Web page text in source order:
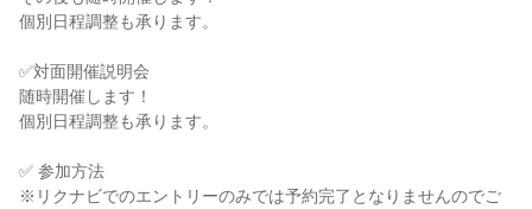
個別日程調整も承ります。
✅対面開催説明会
随時開催します！
個別日程調整も承ります。
✅ 参加方法
※リクナビでのエントリーのみでは予約完了となりませんのでご